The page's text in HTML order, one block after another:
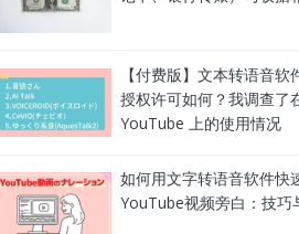
【付费版】文本转语音软
授权许可如何？我调查了
YouTube 上的使用情况
如何用文字转语音软件快
YouTube视频旁白：技巧